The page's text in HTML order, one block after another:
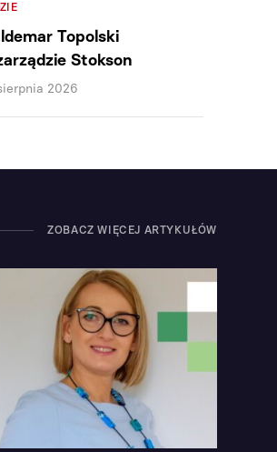
Topolski
Stokson
2026
ZOBACZ WIĘCEJ ARTYKUŁÓW